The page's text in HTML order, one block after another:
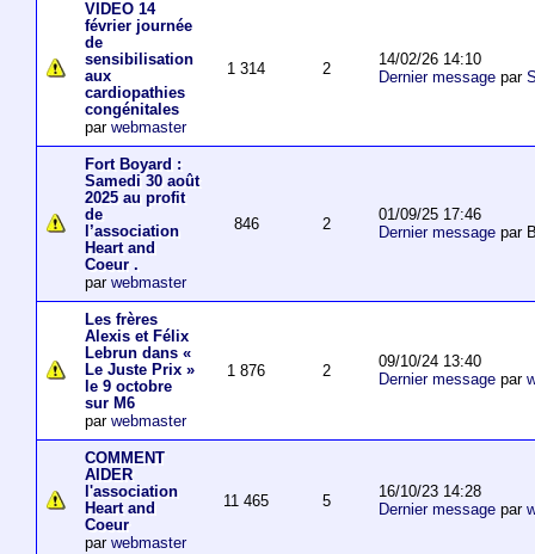
VIDEO 14
février journée
de
sensibilisation
aux
cardiopathies
congénitales
par webmaster
1 314 2
14/02/26 14:10
Dernier messagepar
Fort Boyard :
Samedi 30 août
2025 au profit
de
l’association
Heart and
Coeur .
par webmaster
846 2
01/09/25 17:46
Dernier messagepar
Les frères
Alexis et Félix
Lebrun dans «
Le Juste Prix »
le 9 octobre
sur M6
par webmaster
1 876 2
09/10/24 13:40
Dernier messagepar
COMMENT
AIDER
l'association
Heart and
Coeur
par webmaster
11 465 5
16/10/23 14:28
Dernier messagepar